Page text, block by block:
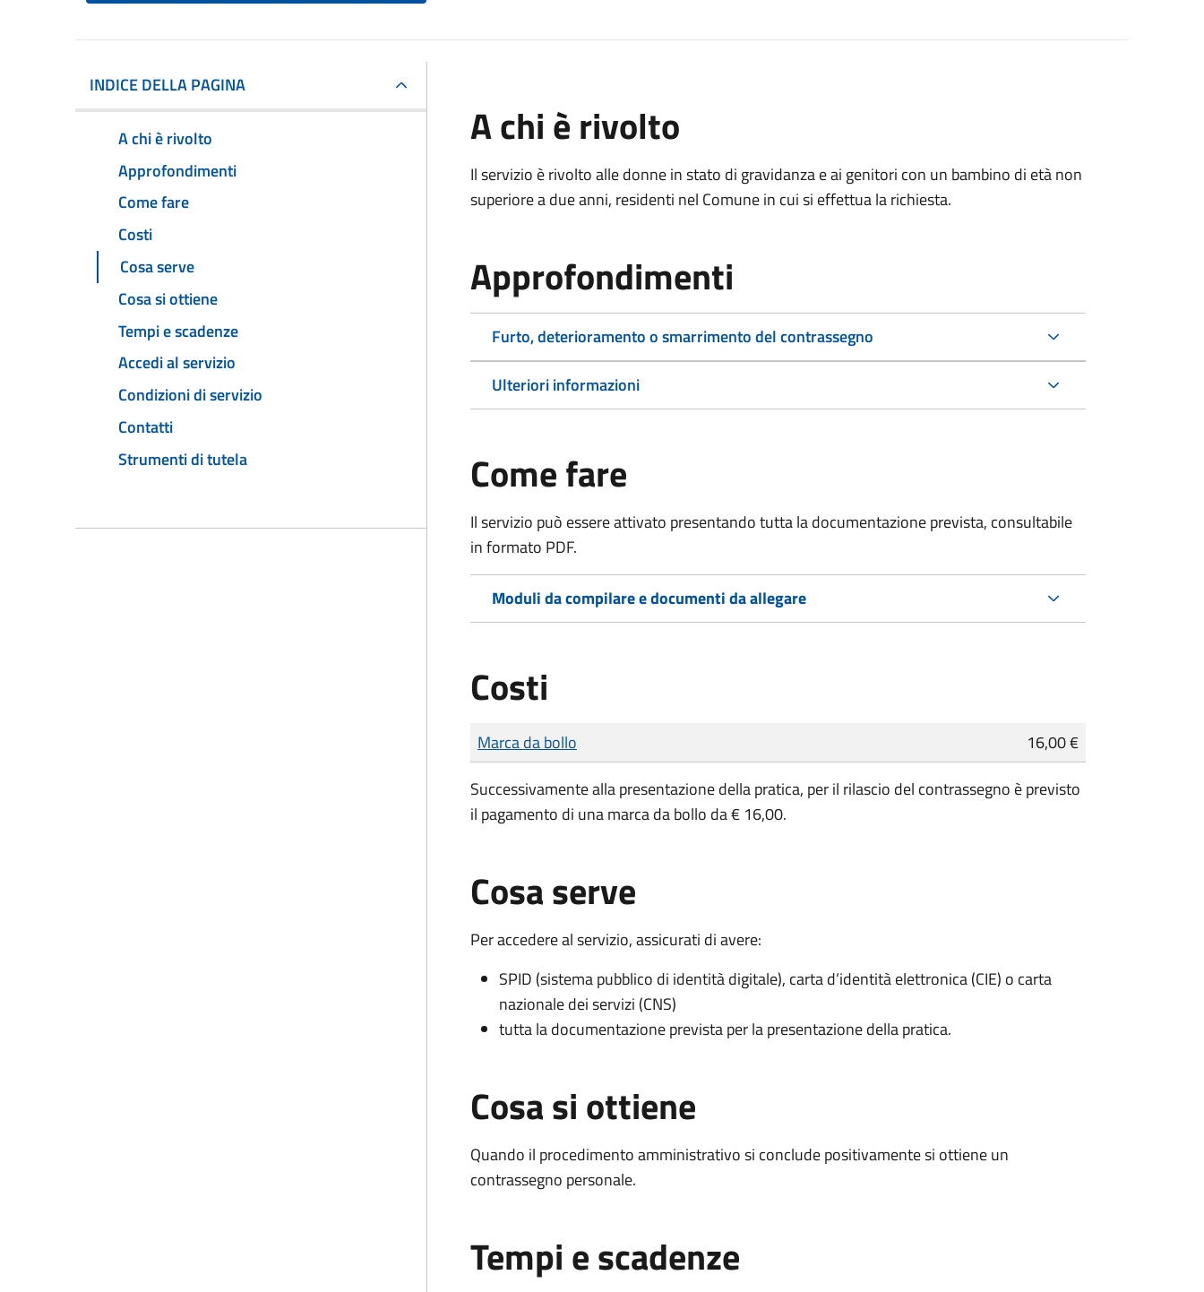
INDICE DELLA PAGINA
A chi è rivolto
Approfondimenti
Come fare
Costi
Cosa serve
Cosa si ottiene
Tempi e scadenze
Accedi al servizio
Condizioni di servizio
Contatti
Strumenti di tutela
A chi è rivolto
Il servizio è rivolto alle donne in stato di gravidanza e ai genitori con un bambino di età non
superiore a due anni, residenti nel Comune in cui si effettua la richiesta.
Approfondimenti
Furto, deterioramento o smarrimento del contrassegno
Ulteriori informazioni
Come fare
Il servizio può essere attivato presentando tutta la documentazione prevista, consultabile
in formato PDF.
Moduli da compilare e documenti da allegare
Costi
Tipo di pagamento
Importo
Marca da bollo
16,00 €
Successivamente alla presentazione della pratica, per il rilascio del contrassegno è previsto
il pagamento di una marca da bollo da € 16,00.
Cosa serve
Per accedere al servizio, assicurati di avere:
SPID (sistema pubblico di identità digitale), carta d’identità elettronica (CIE) o carta
nazionale dei servizi (CNS)
tutta la documentazione prevista per la presentazione della pratica.
Cosa si ottiene
Quando il procedimento amministrativo si conclude positivamente si ottiene un
contrassegno personale.
Tempi e scadenze